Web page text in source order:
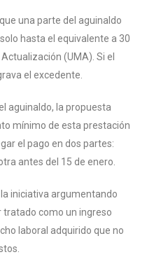
una parte del aguinaldo
hasta el equivalente a 30
(UMA). Si el
el excedente.
aguinaldo, la propuesta
mínimo de esta prestación
el pago en dos partes:
antes del 15 de enero.
iniciativa argumentando
tratado como un ingreso
laboral adquirido que no